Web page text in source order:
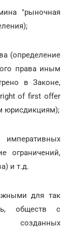
"рыночная
(определение
права иным
в Законе,
of first offer
юрисдикциям);
ограничений,
и т.д.
для так
обществ с
созданных